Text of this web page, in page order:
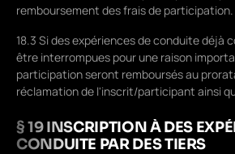
remboursement des frais de participation.
18.3 Si des expériences de conduite déjà
être interrompues pour une raison
participation seront remboursés au
réclamation de l'inscrit/participant ainsi
§ 19 INSCRIPTION À DES
CONDUITE PAR DES TIERS